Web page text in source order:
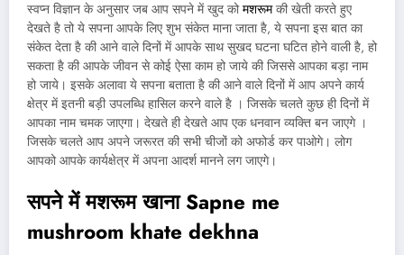
स्वप्न विज्ञान के अनुसार जब आप सपने में खुद कोमशरूमकी खेती करते हुए
देखते है तो ये सपना आपके लिए शुभ संकेत माना जाता है, ये सपना इस बात का
संकेत देता है की आने वाले दिनों में आपके साथ सुखद घटना घटित होने वाली है, हो
सकता है की आपके जीवन से कोई ऐसा काम हो जाये की जिससे आपका बड़ा नाम
हो जाये। इसके अलावा ये सपना बताता है की आने वाले दिनों में आप अपने कार्य
क्षेत्र में इतनी बड़ी उपलब्धि हासिल करने वाले है । जिसके चलते कुछ ही दिनों में
आपका नाम चमक जाएगा। देखते ही देखते आप एक धनवान व्यक्ति बन जाएगे ।
जिसके चलते आप अपने जरूरत की सभी चीजों को अफोर्ड कर पाओगे। लोग
आपको आपके कार्यक्षेत्र में अपना आदर्श मानने लग जाएगे।
सपने में मशरूम खानाSapne me
mushroom khate dekhna